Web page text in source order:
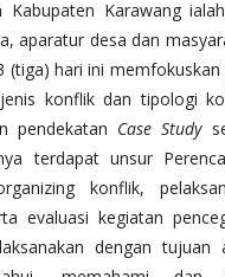
Kabupaten Karawang
aparatur desa dan
(tiga) hari ini
konflik dan tipologi
pendekatan Case Study
terdapat unsur
konflik,
evaluasi kegiatan
dengan tujuan